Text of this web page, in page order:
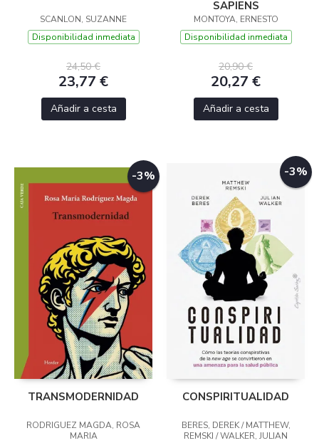
SCANLON, SUZANNE
Disponibilidad inmediata
24,50 €
23,77 €
Añadir a cesta
SAPIENS
MONTOYA, ERNESTO
Disponibilidad inmediata
20,90 €
20,27 €
Añadir a cesta
-3%
TRANSMODERNIDAD
RODRIGUEZ MAGDA, ROSA
MARIA
-3%
CONSPIRITUALIDAD
BERES, DEREK / MATTHEW,
REMSKI / WALKER, JULIAN